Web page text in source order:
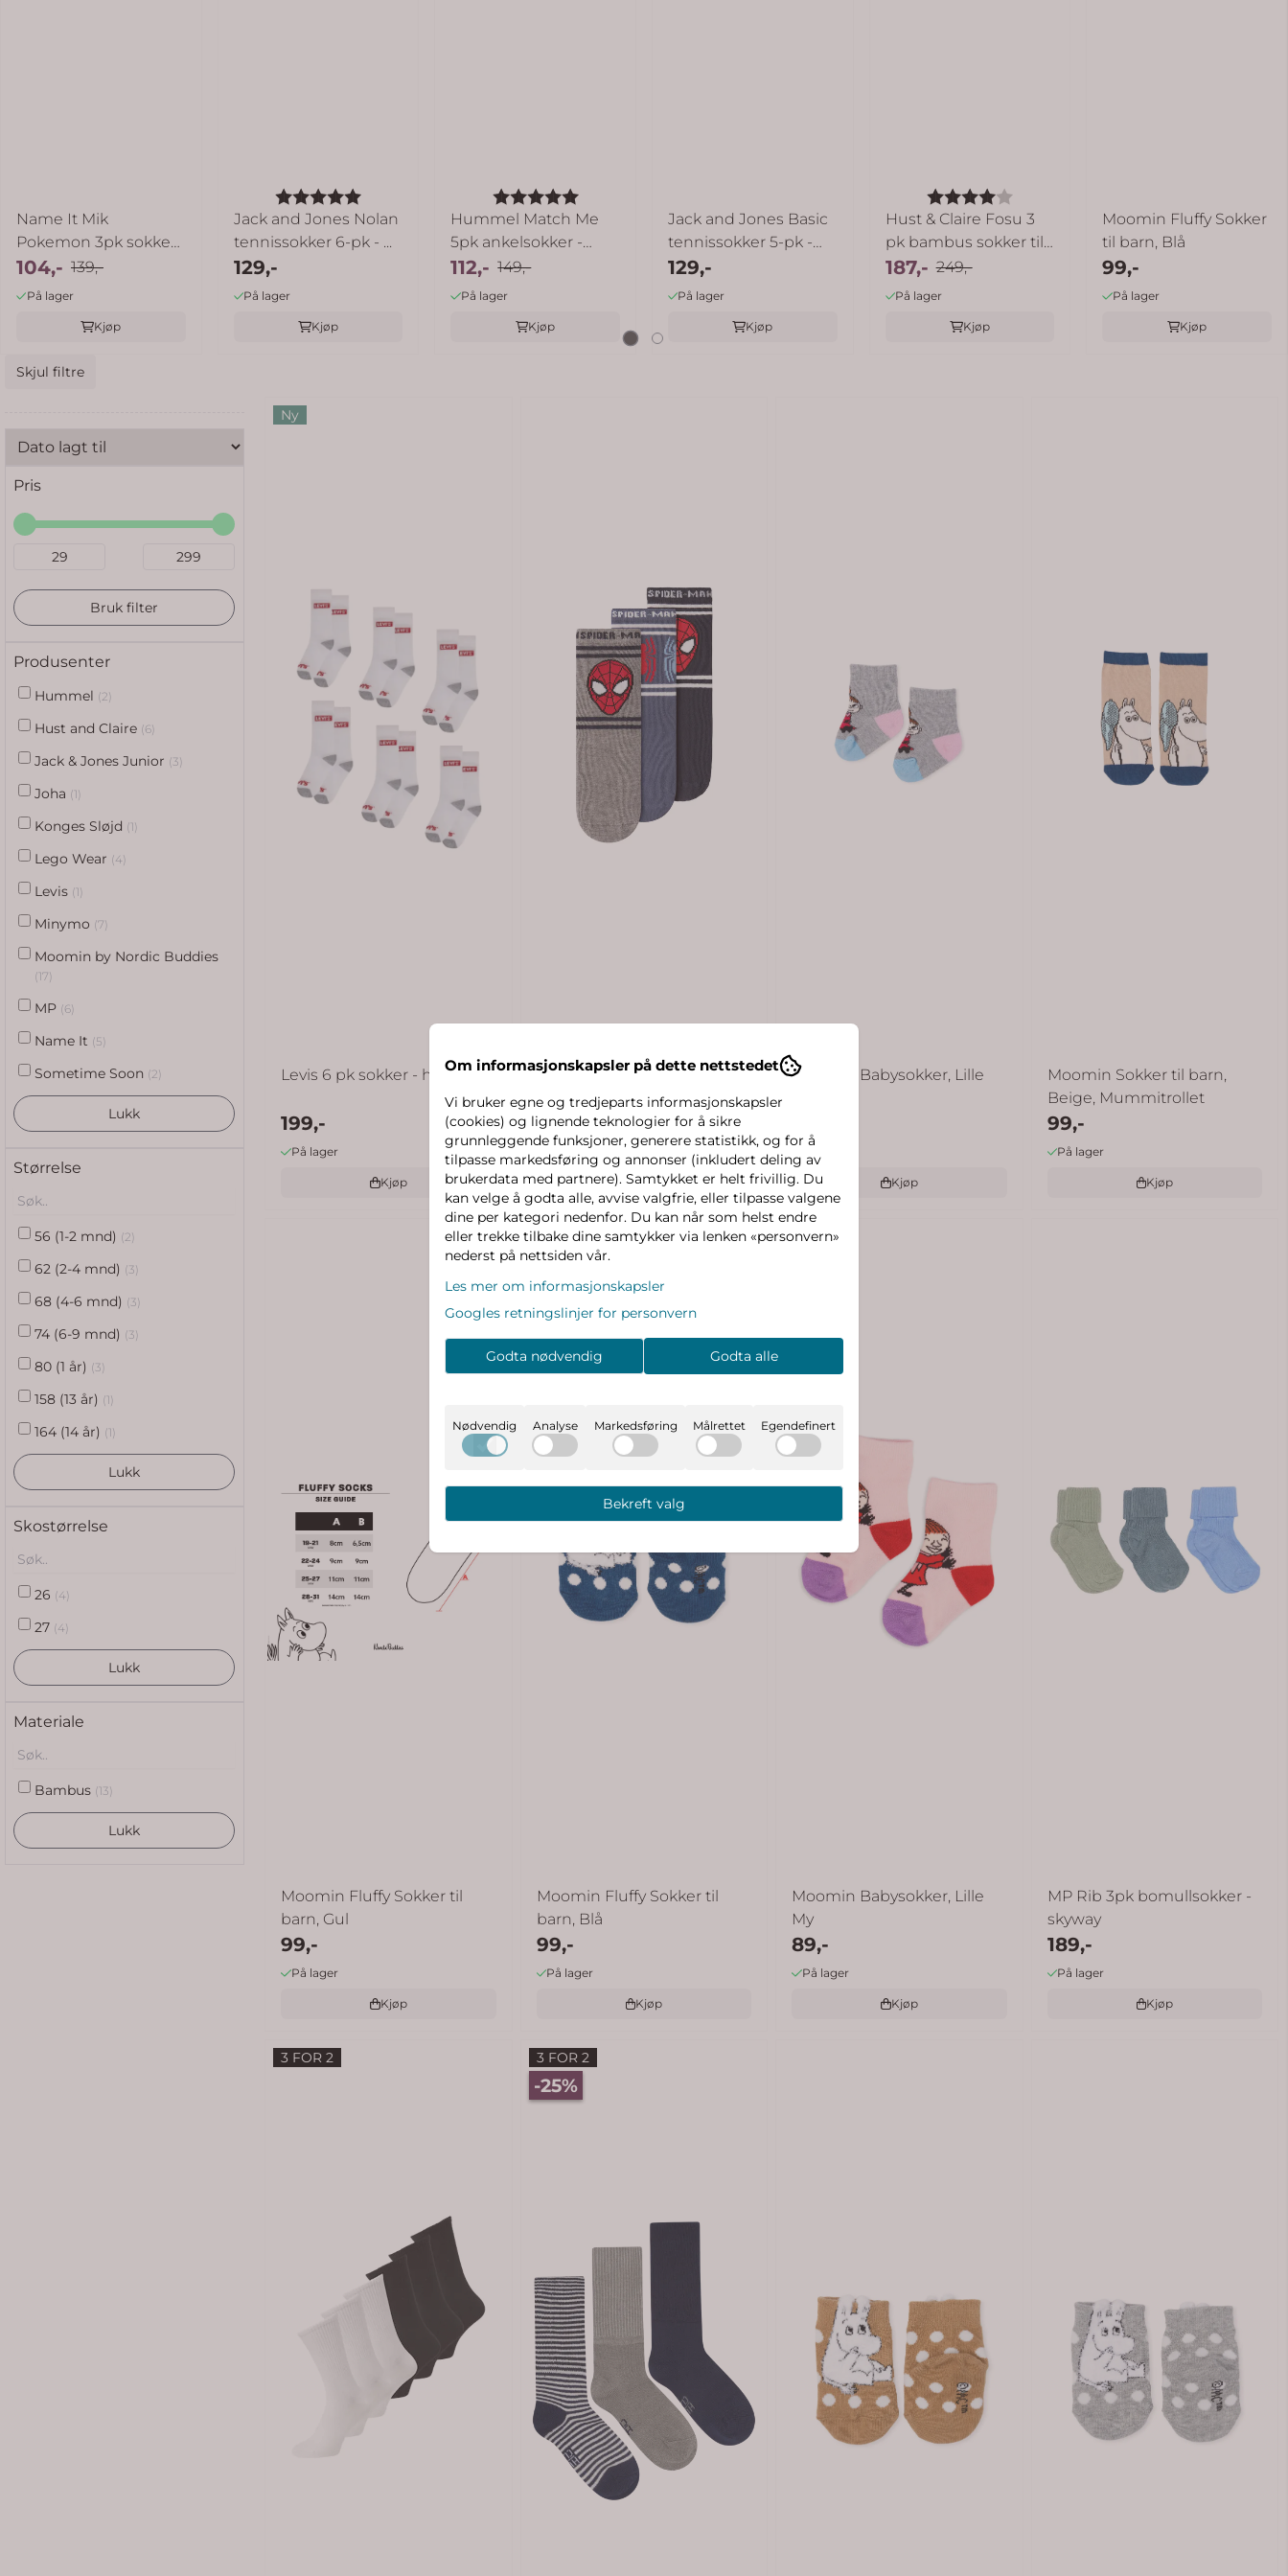
Name It Mik
Pokemon 3pk sokker
til barn - navy ...
104,- 139,-
På lager
Kjøp
Karakter:
5.0 av 5 mulige
Jack and Jones Nolan
tennissokker 6-pk - ...
129,-
På lager
Kjøp
Karakter:
5.0 av 5 mulige
Hummel Match Me
5pk ankelsokker -
bright white
112,- 149,-
På lager
Kjøp
Jack and Jones Basic
tennissokker 5-pk -
white
129,-
På lager
Kjøp
Karakter:
4.0 av 5 mulige
Hust & Claire Fosu 3
pk bambus sokker til
barn - ...
187,- 249,-
På lager
Kjøp
Moomin Fluffy Sokker
til barn, Blå
99,-
På lager
Kjøp
Skjul filtre
Pris
Bruk filter
Produsenter
Hummel (2)
Hust and Claire (6)
Jack & Jones Junior (3)
Joha (1)
Konges Sløjd (1)
Lego Wear (4)
Levis (1)
Minymo (7)
Moomin by Nordic Buddies
(17)
MP (6)
Name It (5)
Sometime Soon (2)
Lukk
Størrelse
56 (1-2 mnd) (2)
62 (2-4 mnd) (3)
68 (4-6 mnd) (3)
74 (6-9 mnd) (3)
80 (1 år) (3)
158 (13 år) (1)
164 (14 år) (1)
Lukk
Skostørrelse
26 (4)
27 (4)
Lukk
Materiale
Bambus (13)
Lukk
Ny
Levis 6 pk sokker - hvit
199,-
På lager
Kjøp
Name It Spiderman 3pk
sokker til barn - navy ...
139,-
På lager
Kjøp
Moomin Babysokker, Lille
Kjøp
Moomin Sokker til barn,
Beige, Mummitrollet
99,-
På lager
Kjøp
Moomin Fluffy Sokker til
barn, Gul
99,-
På lager
Kjøp
Moomin Fluffy Sokker til
barn, Blå
99,-
På lager
Kjøp
Moomin Babysokker, Lille
My
89,-
På lager
Kjøp
MP Rib 3pk bomullsokker -
skyway
189,-
På lager
Kjøp
3 FOR 2 3 FOR 2
-25%
Om informasjonskapsler på dette nettstedet
Vi bruker egne og tredjeparts informasjonskapsler
(cookies) og lignende teknologier for å sikre
grunnleggende funksjoner, generere statistikk, og for å
tilpasse markedsføring og annonser (inkludert deling av
brukerdata med partnere). Samtykket er helt frivillig. Du
kan velge å godta alle, avvise valgfrie, eller tilpasse valgene
dine per kategori nedenfor. Du kan når som helst endre
eller trekke tilbake dine samtykker via lenken «personvern»
nederst på nettsiden vår.
Les mer om informasjonskapsler
Googles retningslinjer for personvern
Godta nødvendig Godta alle
Nødvendig Analyse Markedsføring Målrettet Egendefinert
Bekreft valg